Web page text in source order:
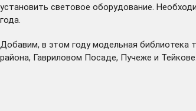
установить световое оборудование.
года.
Добавим, в этом году модельная
района, Гавриловом Посаде, Пучеже и Тейкове.